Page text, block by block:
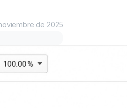
de 2025